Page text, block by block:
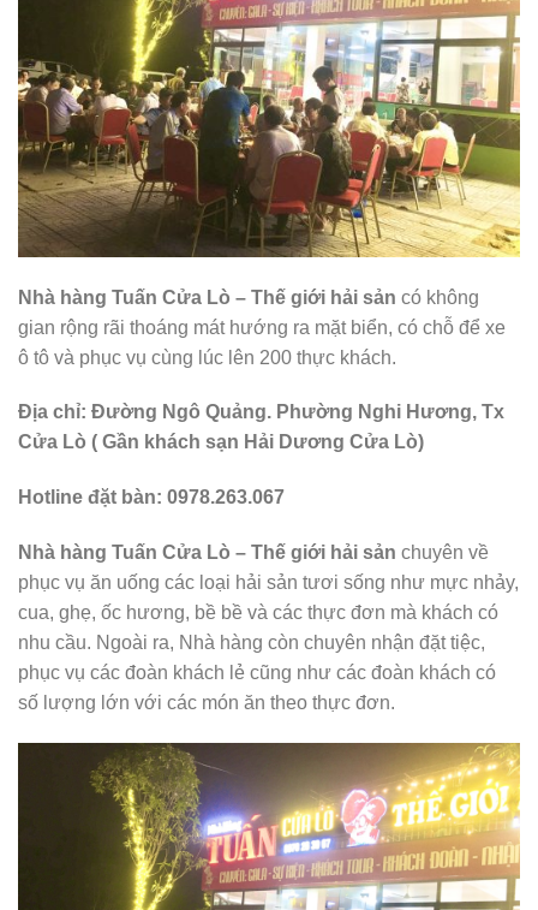
Nhà hàng Tuấn Cửa Lò – Thế giới hải sản có không
gian rộng rãi thoáng mát hướng ra mặt biển, có chỗ để xe
ô tô và phục vụ cùng lúc lên 200 thực khách.
Địa chỉ: Đường Ngô Quảng. Phường Nghi Hương, Tx
Cửa Lò ( Gần khách sạn Hải Dương Cửa Lò)
Hotline đặt bàn: 0978.263.067
Nhà hàng Tuấn Cửa Lò – Thế giới hải sản chuyên về
phục vụ ăn uống các loại hải sản tươi sống như mực nhảy,
cua, ghẹ, ốc hương, bề bề và các thực đơn mà khách có
nhu cầu. Ngoài ra, Nhà hàng còn chuyên nhận đặt tiệc,
phục vụ các đoàn khách lẻ cũng như các đoàn khách có
số lượng lớn với các món ăn theo thực đơn.